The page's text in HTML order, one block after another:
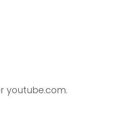
youtube.com.